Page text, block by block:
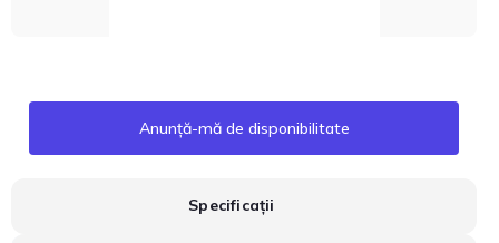
Anunță-mă de disponibilitate
Specificații